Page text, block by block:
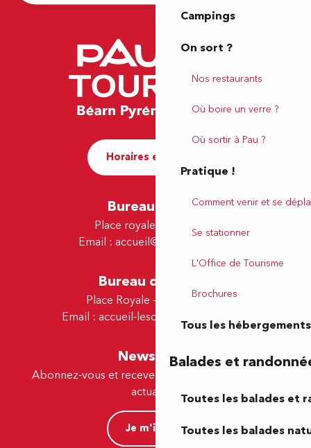
Campings
On sort ?
Nos restaurants
Où boire un verre ?
Où sortir à Pau ?
Pratique !
Comment venir et se
Se stationner
L'Office de Tourisme
Brochures
Tous les hébergements
Balades et
Toutes les balades et
Toutes les balades
Horaires et contact
Bureau de Pau
Place royale - 64000 Pau
Email : accueil@tourismepau.fr
Bureau de Lescar
Place Royale - 64230 Lescar
Email : accueil-lescar@tourismepau.fr
Newsletter
Abonnez-vous et recevez par e-mail nos offres et
actualités.
Je m'inscris